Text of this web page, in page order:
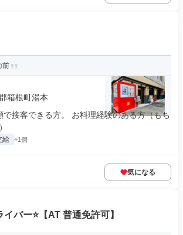
前
箱根町湯本
で接客できる方。 お料理経験のある方（もち
給 +1個
気になる
バー⭐️【AT 普通免許可】